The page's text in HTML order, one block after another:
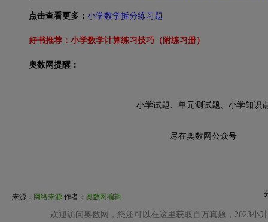
点击查看更多： 小学数学拆分练习题
好书推荐： 小学数学计算练习技巧（附练习册）
奥数网提醒：
小学试题、单元测试题、小学知识
尽在奥数网公众号
来源： 网络来源 作者： 奥数网编辑
欢迎访问奥数网，您还可以在这里获取百万真题，2023小